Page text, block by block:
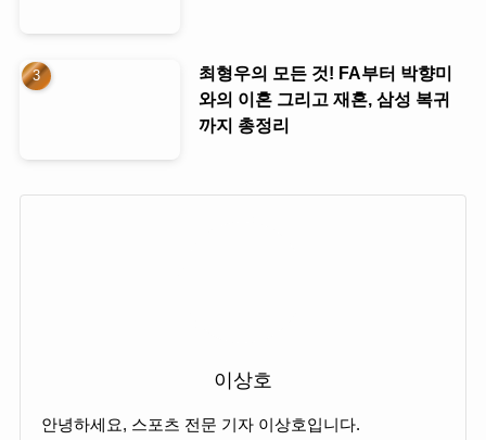
최형우의 모든 것! FA부터 박향미
와의 이혼 그리고 재혼, 삼성 복귀
까지 총정리
이상호
안녕하세요, 스포츠 전문 기자 이상호입니다.